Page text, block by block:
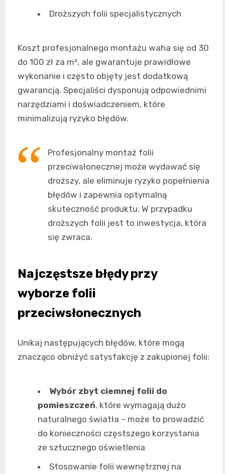
Droższych folii specjalistycznych
Koszt profesjonalnego montażu waha się od 30
do 100 zł za m², ale gwarantuje prawidłowe
wykonanie i często objęty jest dodatkową
gwarancją. Specjaliści dysponują odpowiednimi
narzędziami i doświadczeniem, które
minimalizują ryzyko błędów.
Profesjonalny montaż folii
przeciwsłonecznej może wydawać się
droższy, ale eliminuje ryzyko popełnienia
błędów i zapewnia optymalną
skuteczność produktu. W przypadku
droższych folii jest to inwestycja, która
się zwraca.
Najczęstsze błędy przy
wyborze folii
przeciwsłonecznych
Unikaj następujących błędów, które mogą
znacząco obniżyć satysfakcję z zakupionej folii:
Wybór zbyt ciemnej folii do
pomieszczeń, które wymagają dużo
naturalnego światła – może to prowadzić
do konieczności częstszego korzystania
ze sztucznego oświetlenia
Stosowanie folii wewnętrznej na